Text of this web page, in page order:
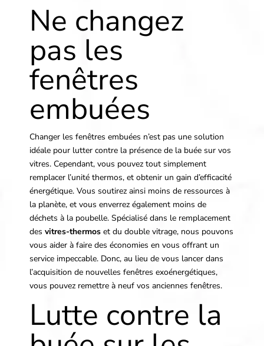
Ne changez
pas les
fenêtres
embuées
Changer les fenêtres embuées n’est pas une solution
idéale pour lutter contre la présence de la buée sur vos
vitres. Cependant, vous pouvez tout simplement
remplacer l’unité thermos, et obtenir un gain d’efficacité
énergétique. Vous soutirez ainsi moins de ressources à
la planète, et vous enverrez également moins de
déchets à la poubelle. Spécialisé dans le remplacement
des vitres-thermos et du double vitrage, nous pouvons
vous aider à faire des économies en vous offrant un
service impeccable. Donc, au lieu de vous lancer dans
l’acquisition de nouvelles fenêtres exoénergétiques,
vous pouvez remettre à neuf vos anciennes fenêtres.
Lutte contre la